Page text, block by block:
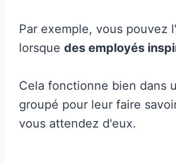
Par exemple, vous pouvez
lorsque des employés
Cela fonctionne bien dans
groupé pour leur faire
vous attendez d'eux.